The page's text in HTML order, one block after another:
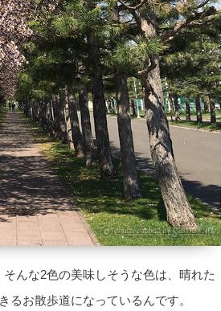
んな2色の美味しそうな色は、晴れた
るお散歩道になっているんです。